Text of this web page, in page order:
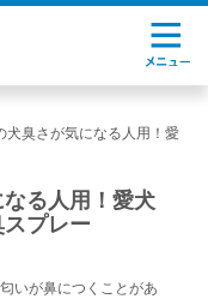
犬臭さが気になる人用！愛
る人用！愛犬
プレー
いが鼻につくことがあ